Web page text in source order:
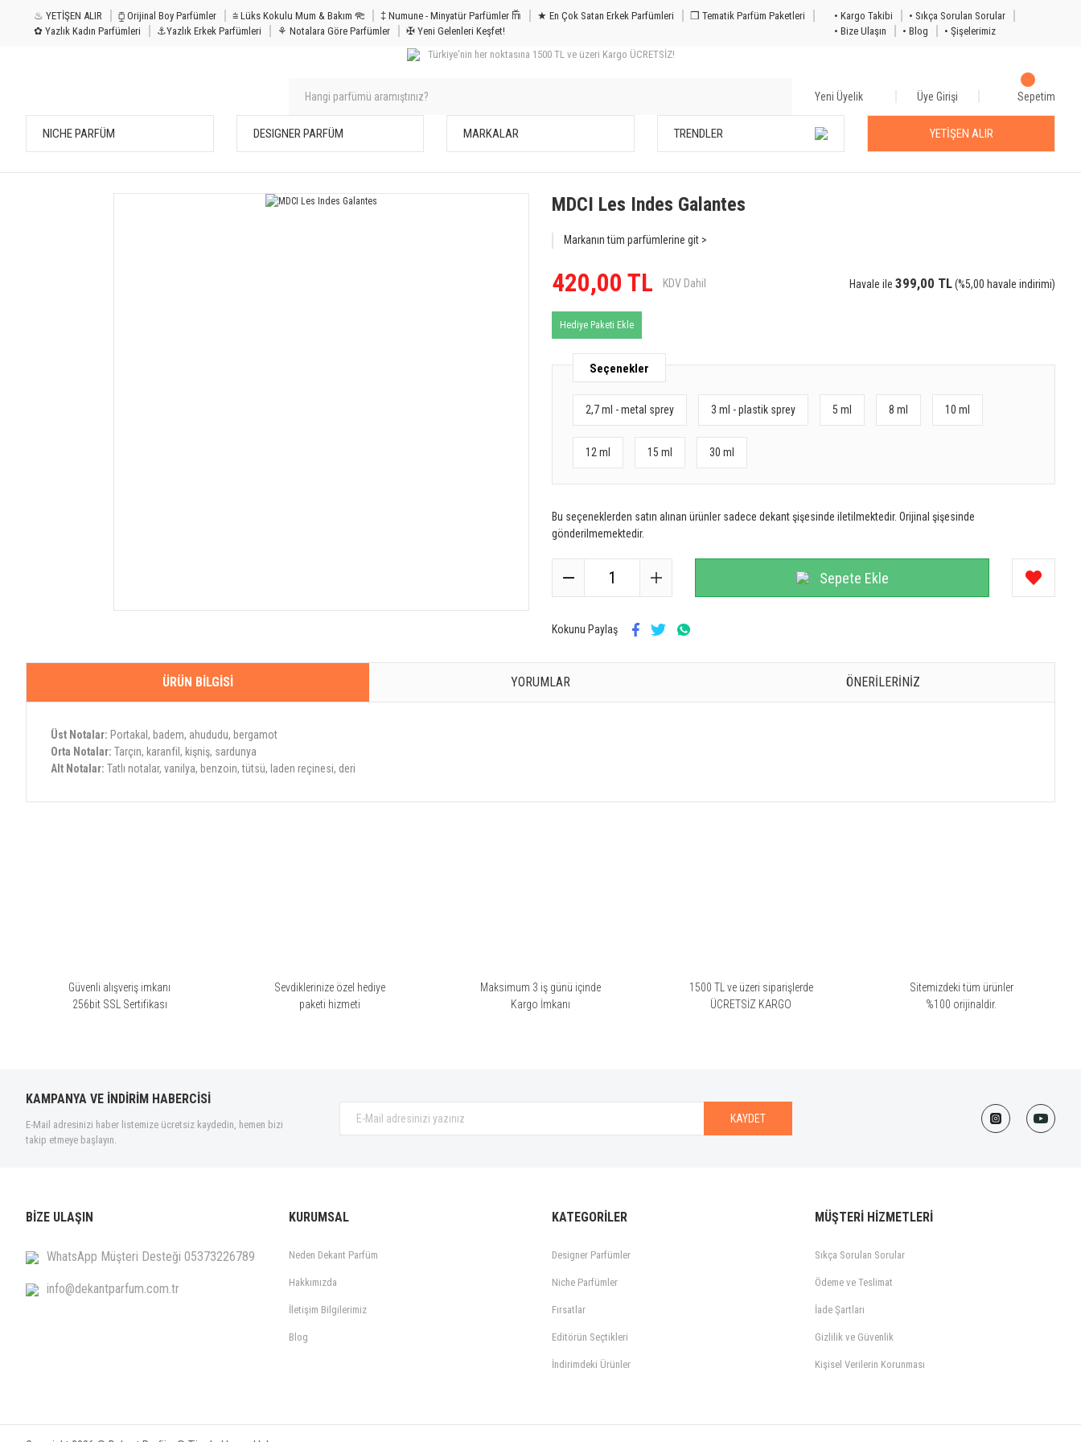
♨ YETİŞEN ALIR ⧮ Orijinal Boy Parfümler ⩭ Lüks Kokulu Mum & Bakım 𐦝 ‡ Numune - Minyatür Parfümler 𐙏 ★ En Çok Satan Erkek Parfümleri
❒ Tematik Parfüm Paketleri
✿ Yazlık Kadın Parfümleri
⚓Yazlık Erkek Parfümleri ⚘ Notalara Göre Parfümler ✠ Yeni Gelenleri Keşfet!
• Kargo Takibi
• Sıkça Sorulan Sorular
• Bize Ulaşın
• Blog
• Şişelerimiz
Türkiye'nin her noktasına 1500 TL ve üzeri Kargo ÜCRETSİZ!
Yeni Üyelik Üye Girişi Sepetim
NICHE PARFÜM DESIGNER PARFÜM MARKALAR TRENDLER YETİŞEN ALIR
MDCI Les Indes Galantes
Markanın tüm parfümlerine git >
420,00 TL KDV Dahil Havale ile 399,00 TL(%5,00 havale indirimi)
Hediye Paketi Ekle
Seçenekler
2,7 ml - metal sprey 3 ml - plastik sprey 5 ml 8 ml 10 ml
12 ml 15 ml 30 ml
Bu seçeneklerden satın alınan ürünler sadece dekant şişesinde iletilmektedir. Orijinal şişesinde
gönderilmemektedir.
Sepete Ekle
Kokunu Paylaş
ÜRÜN BILGISI YORUMLAR ÖNERILERINIZ
Üst Notalar: Portakal, badem, ahududu, bergamot
Orta Notalar: Tarçın, karanfil, kişniş, sardunya
Alt Notalar: Tatlı notalar, vanilya, benzoin, tütsü, laden reçinesi, deri
Güvenli alışveriş imkanı
256bit SSL Sertifikası
Sevdiklerinize özel hediye
paketi hizmeti
Maksimum 3 iş günü içinde
Kargo İmkanı
1500 TL ve üzeri siparişlerde
ÜCRETSİZ KARGO
Sitemizdeki tüm ürünler
%100 orijinaldir.
KAMPANYA VE İNDİRİM HABERCİSİ
E-Mail adresinizi haber listemize ücretsiz kaydedin, hemen bizi
takip etmeye başlayın.
KAYDET
BİZE ULAŞIN
WhatsApp Müşteri Desteği 05373226789
info@dekantparfum.com.tr
KURUMSAL
Neden Dekant Parfüm
Hakkımızda
İletişim Bilgilerimiz
Blog
KATEGORİLER
Designer Parfümler
Niche Parfümler
Fırsatlar
Editörün Seçtikleri
İndirimdeki Ürünler
MÜŞTERİ HİZMETLERİ
Sıkça Sorulan Sorular
Ödeme ve Teslimat
İade Şartları
Gizlilik ve Güvenlik
Kişisel Verilerin Korunması